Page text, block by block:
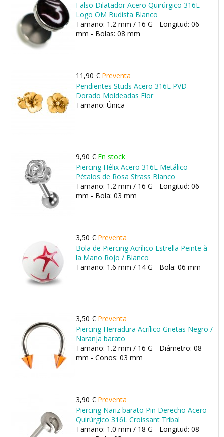
Falso Dilatador Acero Quirúrgico 316L
Logo OM Budista Blanco
Tamaño: 1.2 mm / 16 G - Longitud: 06
mm - Bolas: 08 mm
11,90 € Preventa
Pendientes Studs Acero 316L PVD
Dorado Moldeadas Flor
Tamaño: Única
9,90 € En stock
Piercing Hélix Acero 316L Metálico
Pétalos de Rosa Strass Blanco
Tamaño: 1.2 mm / 16 G - Longitud: 06
mm - Bola: 03 mm
3,50 € Preventa
Bola de Piercing Acrílico Estrella Peinte à
la Mano Rojo / Blanco
Tamaño: 1.6 mm / 14 G - Bola: 06 mm
3,50 € Preventa
Piercing Herradura Acrílico Grietas Negro /
Naranja barato
Tamaño: 1.2 mm / 16 G - Diámetro: 08
mm - Conos: 03 mm
3,90 € Preventa
Piercing Nariz barato Pin Derecho Acero
Quirúrgico 316L Croissant Tribal
Tamaño: 1.0 mm / 18 G - Longitud: 08